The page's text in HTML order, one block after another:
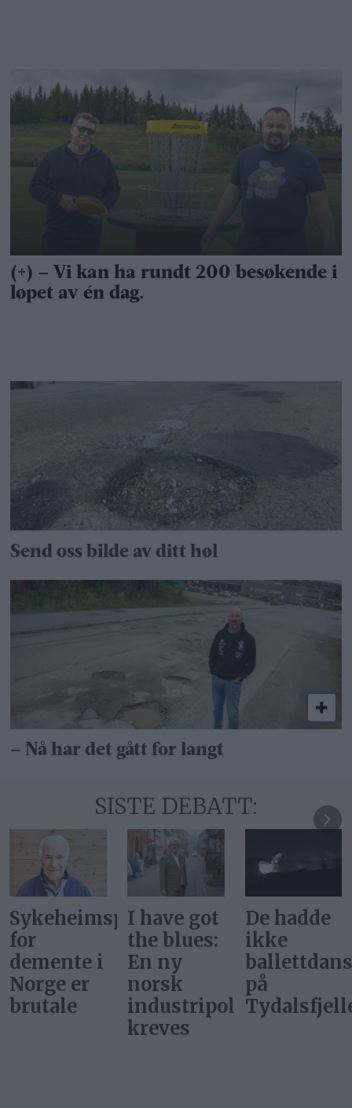
Send oss bilde av ditt høl
– Nå har det gått for langt
SISTE DEBATT:
De hadde
ikke
ballettdansere
på
Tydalsfjellet
Vi kan
ikke møte
alle nye
nærings­
initiativer
med «ja,
Svar på
«Gi alle
barn en
rettferdig
start»